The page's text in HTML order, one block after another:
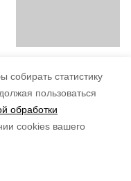
собирать статистику
пользоваться
обработки
cookies вашего